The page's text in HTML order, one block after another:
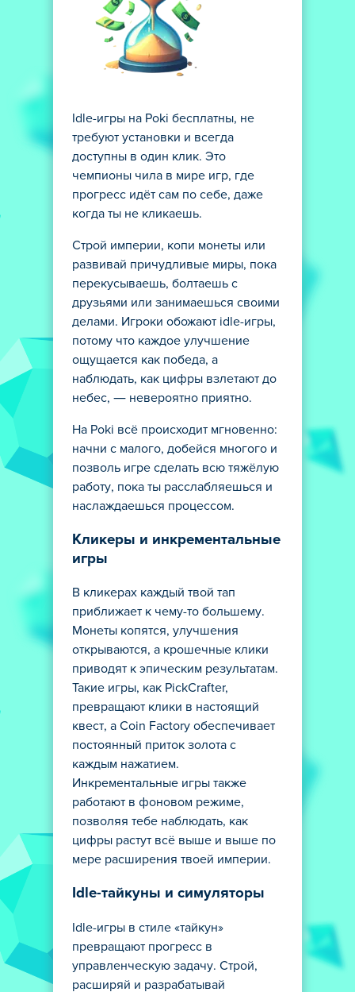
Idle-игры на Poki бесплатны, не
требуют установки и всегда
доступны в один клик. Это
чемпионы чила в мире игр, где
прогресс идёт сам по себе, даже
когда ты не кликаешь.
Строй империи, копи монеты или
развивай причудливые миры, пока
перекусываешь, болтаешь с
друзьями или занимаешься своими
делами. Игроки обожают idle-игры,
потому что каждое улучшение
ощущается как победа, а
наблюдать, как цифры взлетают до
небес, — невероятно приятно.
На Poki всё происходит мгновенно:
начни с малого, добейся многого и
позволь игре сделать всю тяжёлую
работу, пока ты расслабляешься и
наслаждаешься процессом.
Кликеры и инкрементальные
игры
В кликерах каждый твой тап
приближает к чему-то большему.
Монеты копятся, улучшения
открываются, а крошечные клики
приводят к эпическим результатам.
Такие игры, как PickCrafter,
превращают клики в настоящий
квест, а Coin Factory обеспечивает
постоянный приток золота с
каждым нажатием.
Инкрементальные игры также
работают в фоновом режиме,
позволяя тебе наблюдать, как
цифры растут всё выше и выше по
мере расширения твоей империи.
Idle-тайкуны и симуляторы
Idle-игры в стиле «тайкун»
превращают прогресс в
управленческую задачу. Строй,
расширяй и разрабатывай